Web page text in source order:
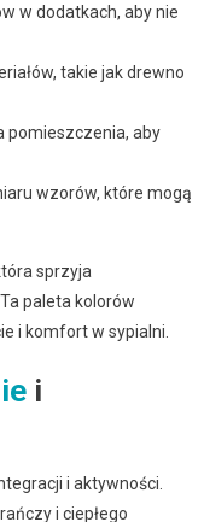
w dodatkach, aby nie
takie jak drewno
pomieszczenia, aby
wzorów, które mogą
sprzyja
paleta kolorów
i komfort w sypialni.
i
i aktywności.
i ciepłego